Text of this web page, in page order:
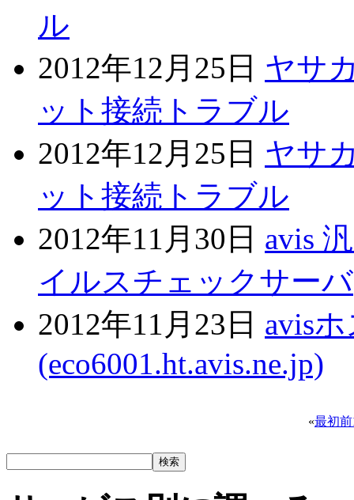
ル
2012年12月25日 ヤサ
ット接続トラブル
2012年12月25日 ヤサ
ット接続トラブル
2012年11月30日 avis
イルスチェックサー
2012年11月23日 avis
(eco6001.ht.avis.ne.jp)
«最初前